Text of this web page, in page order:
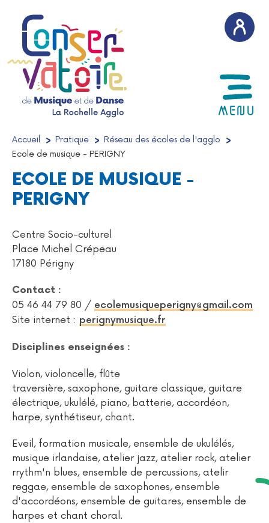
MENU
Accueil Pratique Réseau des écoles de l'agglo
Ecole de musique - PERIGNY
ECOLE DE MUSIQUE -
PERIGNY
Centre Socio-culturel
Place Michel Crépeau
17180 Périgny
Contact :
05 46 44 79 80 / ecolemusiqueperigny@gmail.com
Site internet : perignymusique.fr
Disciplines enseignées :
Violon, violoncelle, flûte
traversière, saxophone, guitare classique, guitare
électrique, ukulélé, piano, batterie, accordéon,
harpe, synthétiseur, chant.
Eveil, formation musicale, ensemble de ukulélés,
musique irlandaise, atelier jazz, atelier rock, atelier
rrythm'n blues, ensemble de percussions, atelir
reggae, ensemble de saxophones, ensemble
d'accordéons, ensemble de guitares, ensemble de
harpes et chant choral.